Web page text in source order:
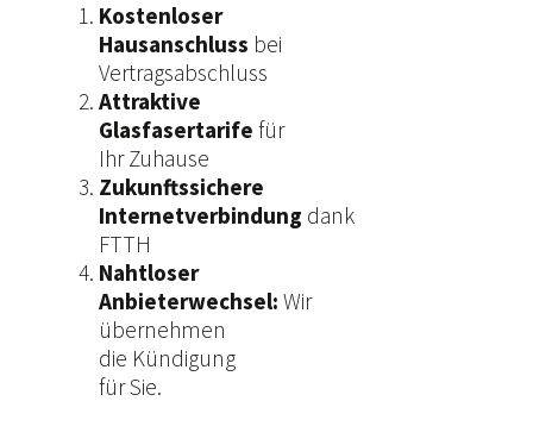
Kostenloser
Hausanschluss bei
Vertragsabschluss
Attraktive
Glasfasertarife für
Ihr Zuhause
Zukunftssichere
Internetverbindung dank
FTTH
Nahtloser
Anbieterwechsel: Wir
übernehmen
die Kündigung
für Sie.